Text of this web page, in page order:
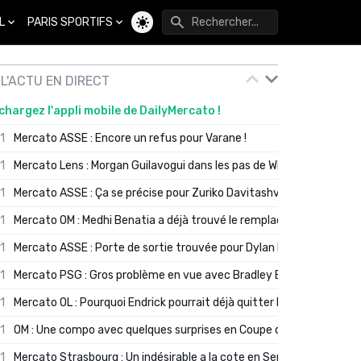
PARIS SPORTIFS
Changer de thème
L'ACTU EN DIRECT
l'appli mobile de DailyMercato !
Mercato ASSE : Encore un refus pour Varane !
Mercato Lens : Morgan Guilavogui dans les pas de Will Still ?
Mercato ASSE : Ça se précise pour Zuriko Davitashvili
Mercato OM : Medhi Benatia a déjà trouvé le remplaçant de Robinio
Mercato ASSE : Porte de sortie trouvée pour Dylan Batubinsika
Mercato PSG : Gros problème en vue avec Bradley Barcola ?
Mercato OL : Pourquoi Endrick pourrait déjà quitter Lyon en janvier
OM : Une compo avec quelques surprises en Coupe de France
Mercato Strasbourg : Un indésirable a la cote en Serie A